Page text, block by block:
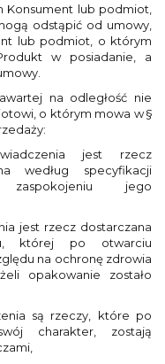
Konsument lub podmiot,
odstąpić od umowy,
lub podmiot, o którym
w posiadanie, a
na odległość nie
o którym mowa w §
jest rzecz
według specyfikacji
jego
jest rzecz dostarczana
której po otwarciu
na ochronę zdrowia
opakowanie zostało
są rzeczy, które po
charakter, zostają